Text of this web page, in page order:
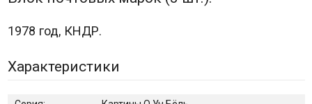
1978 год, КНДР.
Характеристики